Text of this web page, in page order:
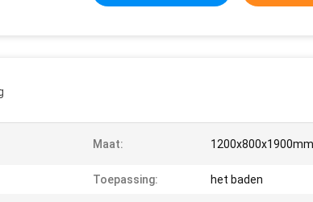
Maat: 1200x800x1900mm
Toepassing: het baden